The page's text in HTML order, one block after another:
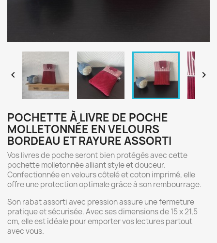
 
POCHETTE À LIVRE DE POCHE
MOLLETONNÉE EN VELOURS
BORDEAU ET RAYURE ASSORTI
Vos livres de poche seront bien protégés avec cette
pochette molletonnée alliant style et douceur.
Confectionnée en velours côtelé et coton imprimé, elle
offre une protection optimale grâce à son rembourrage.
Son rabat assorti avec pression assure une fermeture
pratique et sécurisée. Avec ses dimensions de 15 x 21,5
cm, elle est idéale pour emporter vos lectures partout
avec vous.